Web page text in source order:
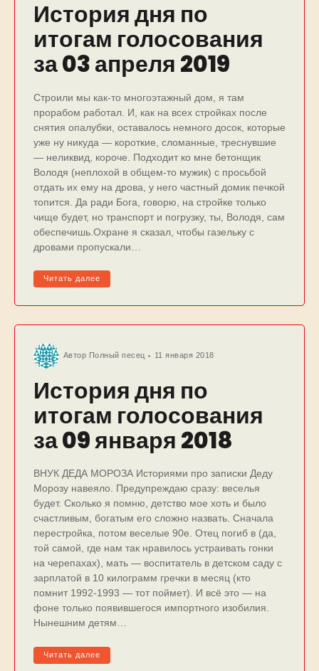
История дня по
итогам голосования
за 03 апреля 2019
Строили мы как-то многоэтажный дом, я там
прорабом работал. И, как на всех стройках после
снятия опалубки, оставалось немного досок, которые
уже ну никуда — короткие, сломанные, треснувшие
— неликвид, короче. Подходит ко мне бетонщик
Володя (неплохой в общем-то мужик) с просьбой
отдать их ему на дрова, у него частный домик печкой
топится. Да ради Бога, говорю, на стройке только
чище будет, но транспорт и погрузку, ты, Володя, сам
обеспечишь.Охране я сказал, чтобы газельку с
дровами пропускали…
Читать далее
Автор Полный песец 11 января 2018
История дня по
итогам голосования
за 09 января 2018
ВНУК ДЕДА МОРОЗА Историями про записки Деду
Морозу навеяло. Предупреждаю сразу: веселья
будет. Сколько я помню, детство мое хоть и было
счастливым, богатым его сложно назвать. Сначала
перестройка, потом веселые 90е. Отец погиб в (да,
той самой, где нам так нравилось устраивать гонки
на черепахах), мать — воспитатель в детском саду с
зарплатой в 10 килограмм гречки в месяц (кто
помнит 1992-1993 — тот поймет). И всё это — на
фоне только появившегося импортного изобилия.
Нынешним детям…
Читать далее